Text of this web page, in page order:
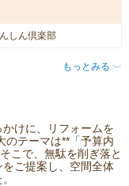
しん倶楽部
もっとみる 〈
けに、リフォームを
テーマは**「予算内
こで、無駄を削ぎ落と
ご提案し、空間全体